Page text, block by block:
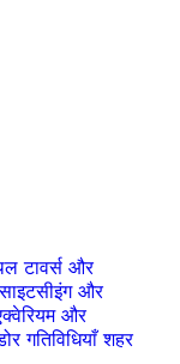
टावर्स और
साइटसीइंग और
और
गतिविधियाँशहर